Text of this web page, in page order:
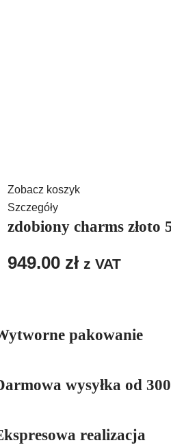
Zobacz koszyk
Szczegóły
zdobiony charms złoto
949.00 zł z VAT
pakowanie
wysyłka od 300
realizacja